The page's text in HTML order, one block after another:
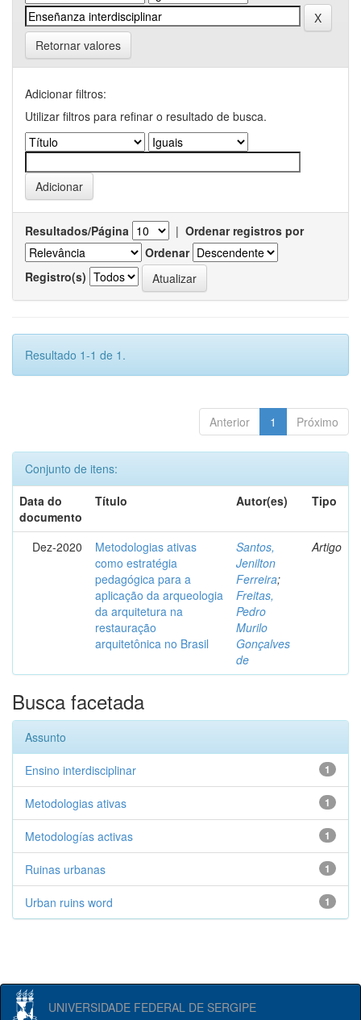
Retornar valores
Adicionar filtros:
Utilizar filtros para refinar o resultado de busca.
Resultados/Página | Ordenar registros por
Ordenar
Registro(s)
Resultado 1-1 de 1.
Anterior 1 Próximo
Conjunto de itens:
Data do
documento
Título Autor(es) Tipo
Dez-2020
Metodologias ativas
como estratégia
pedagógica para a
aplicação da arqueologia
da arquitetura na
restauração
arquitetônica no Brasil
Santos,
Jenilton
Ferreira;
Freitas,
Pedro
Murilo
Gonçalves
de
Artigo
Busca facetada
Assunto
1
Ensino interdisciplinar
1
Metodologias ativas
1
Metodologías activas
1
Ruinas urbanas
1
Urban ruins word
UNIVERSIDADE FEDERAL DE SERGIPE